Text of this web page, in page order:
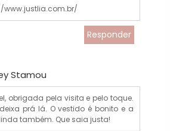
www.justlia.com.br/
Responder
Stamou
obrigada pela visita e pelo toque.
prá lá. O vestido é bonito e a
também. Que saia justa!